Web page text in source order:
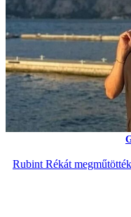
Rubint Rékát